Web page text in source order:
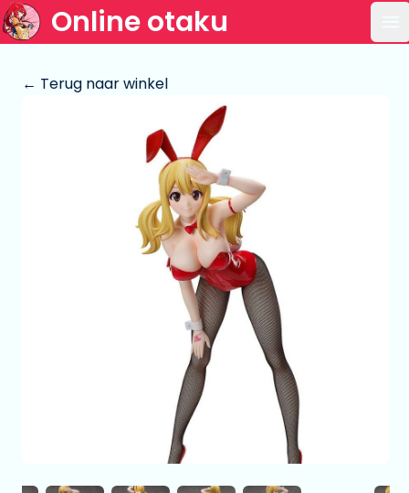
Online otaku
← Terug naar winkel